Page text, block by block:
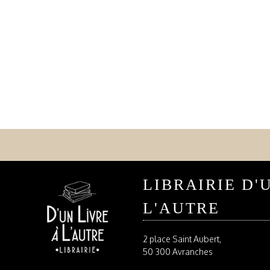
LIBRAIRIE
L'AUTRE
2 place Saint Aubert,
50 300 Avranches